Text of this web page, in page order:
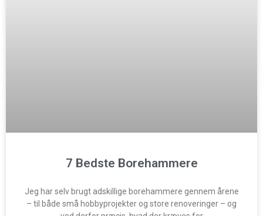
7 Bedste Borehammere
Jeg har selv brugt adskillige borehammere gennem årene
– til både små hobbyprojekter og store renoveringer – og